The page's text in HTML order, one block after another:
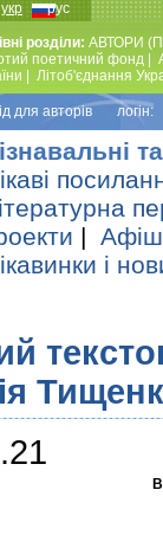
укр рус
розділи: АВТОРИ
поетичний фонд
Лiтоб'єднання
для авторiв логін:
|
і